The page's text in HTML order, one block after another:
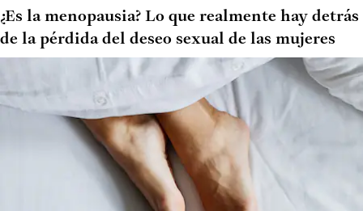
¿Es la menopausia? Lo que realmente hay detrás
de la pérdida del deseo sexual de las mujeres